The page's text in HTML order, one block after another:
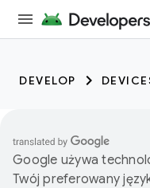
DEVELOP
Google używa
Twój preferowany